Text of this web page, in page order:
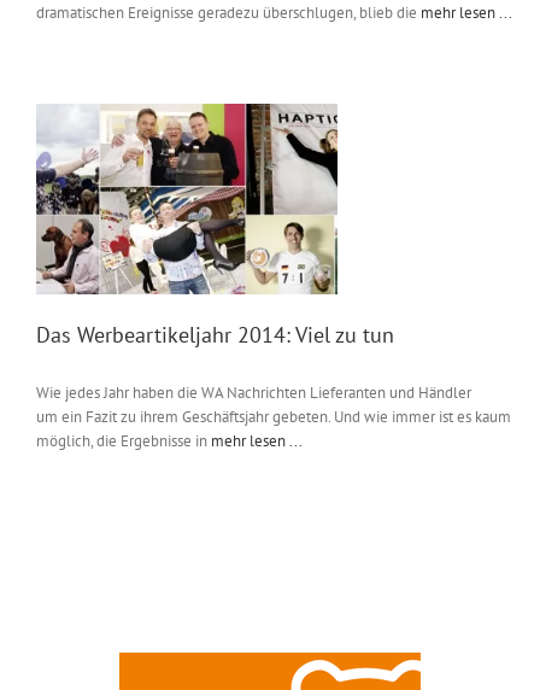
dramatischen Ereignisse geradezu überschlugen, blieb die mehr lesen ...
Das Werbeartikeljahr 2014: Viel zu tun
Wie jedes Jahr haben die WA Nachrichten Lieferanten und Händler
um ein Fazit zu ihrem Geschäftsjahr gebeten. Und wie immer ist es kaum
möglich, die Ergebnisse in mehr lesen ...